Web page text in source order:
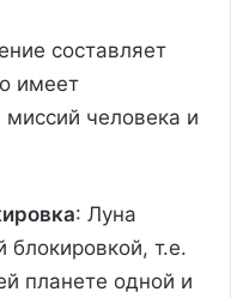
составляет
имеет
человека и
: Луна
блокировкой, т.е.
планете одной и